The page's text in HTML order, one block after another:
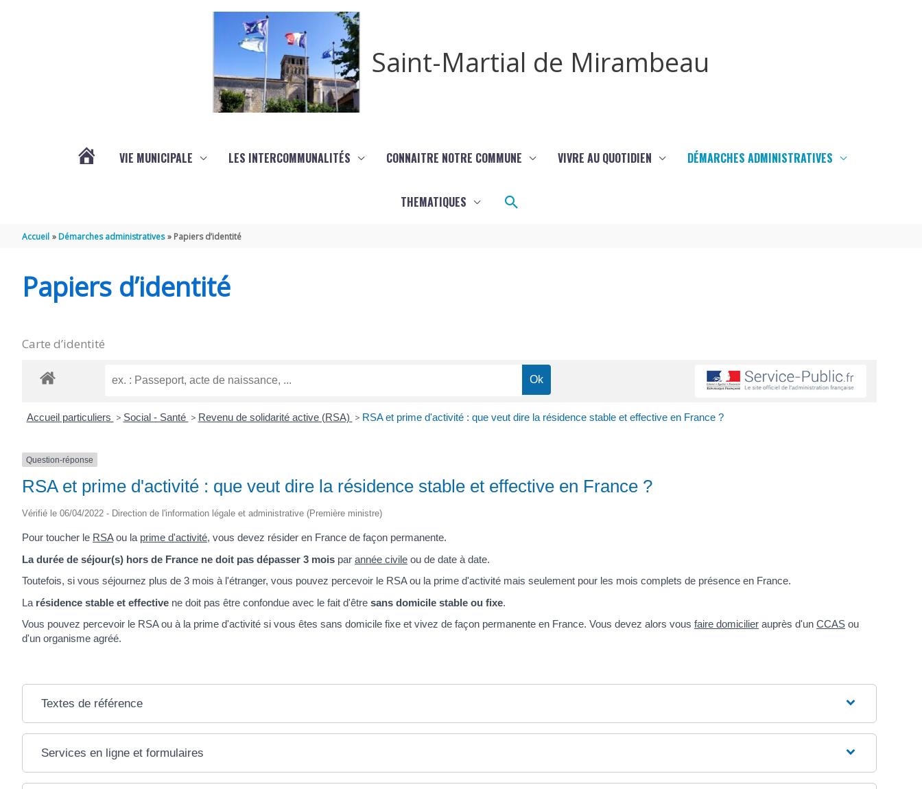
Saint-Martial de Mirambeau
VIE MUNICIPALE LES INTERCOMMUNALITÉS CONNAITRE NOTRE COMMUNE VIVRE AU QUOTIDIEN DÉMARCHES ADMINISTRATIVES
THEMATIQUES Rechercher
Accueil Démarches administratives Papiers d’identité
Papiers d’identité
Carte d’identité
Accueil particuliers > Social - Santé > Revenu de solidarité active (RSA) > RSA et prime d'activité : que veut dire la résidence stable et effective en France ?
Question-réponse
RSA et prime d'activité : que veut dire la résidence stable et effective en France ?
Vérifié le 06/04/2022 - Direction de l'information légale et administrative (Première ministre)
Pour toucher le RSAou la prime d'activité, vous devez résider en France de façon permanente.
La durée de séjour(s) hors de France ne doit pas dépasser 3 mois par année civile ou de date à date.
Toutefois, si vous séjournez plus de 3 mois à l'étranger, vous pouvez percevoir le RSA ou la prime d'activité mais seulement pour les mois complets de présence en France.
La résidence stable et effective ne doit pas être confondue avec le fait d'être sans domicile stable ou fixe.
Vous pouvez percevoir le RSA ou à la prime d'activité si vous êtes sans domicile fixe et vivez de façon permanente en France. Vous devez alors vous faire domicilier auprès d'un CCAS ou
d'un organisme agréé.
Textes de référence
Services en ligne et formulaires